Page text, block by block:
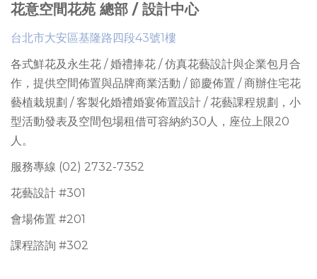
花意空間花苑 總部 / 設計中心
台北市大安區基隆路四段43號1樓
各式鮮花及永生花 / 婚禮捧花 / 仿真花藝設計與企業包月合
作，提供空間佈置與品牌商業活動 / 節慶佈置 / 商辦住宅花
藝植栽規劃 / 客製化婚禮婚宴佈置設計 / 花藝課程規劃 ， 小
型活動發表及空間包場租借可容納約30人 ，座位上限20
人。
服務專線 (02) 2732-7352
花藝設計 #301
會場佈置 #201
課程諮詢 #302